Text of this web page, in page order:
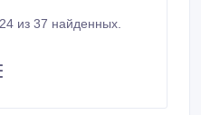
из 37 найденных.